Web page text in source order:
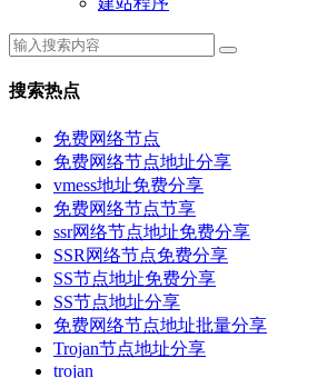
搜索热点
免费网络节点
免费网络节点地址分享
vmess地址免费分享
免费网络节点节享
ssr网络节点地址免费分享
SSR网络节点免费分享
SS节点地址免费分享
SS节点地址分享
免费网络节点地址批量分享
Trojan节点地址分享
trojan